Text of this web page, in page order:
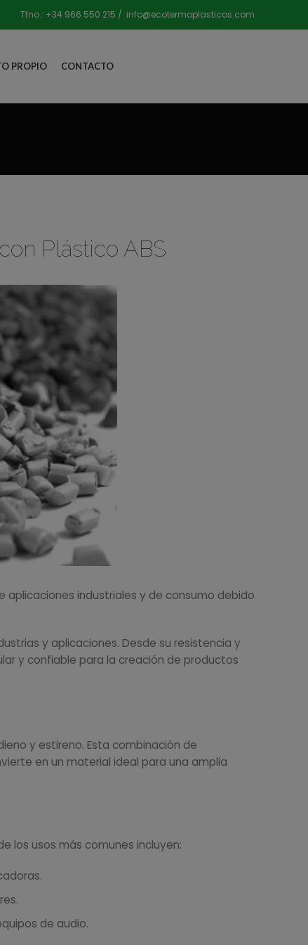
Tfno.: +34 966 550 215 / info@ecotermoplasticos.com
PROPIO CONTACTO
Plástico ABS
aplicaciones industriales y de consumo debido
y aplicaciones. Desde su resistencia y
y confiable para la creación de productos
y estireno. Esta combinación de
en un material ideal para una amplia
los usos más comunes incluyen:
de audio.